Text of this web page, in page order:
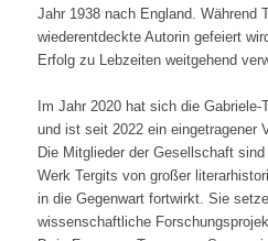
Jahr 1938 nach England. Während
wiederentdeckte Autorin gefeiert
Erfolg zu Lebzeiten weitgehend
Im Jahr 2020 hat sich die
und ist seit 2022 ein eingetragener
Die Mitglieder der Gesellschaft
Werk Tergits von großer
in die Gegenwart fortwirkt. Sie
wissenschaftliche